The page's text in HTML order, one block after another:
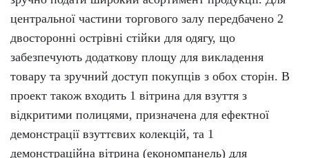
центральної частини торгового залу передбачено 2
двосторонні острівні стійки для одягу, що
забезпечують додаткову площу для викладення
товару та зручний доступ покупців з обох сторін. В
проект також входить 1 вітрина для взуття з
відкритими полицями, призначена для ефектної
демонстрації взуттєвих колекцій, та 1
демонстраційна вітрина (економпанель) для